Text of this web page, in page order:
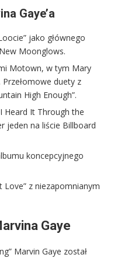
Gaye’a
jako głównego
Moonglows.
Motown, w tym Mary
duety z
High Enough”.
Heard It Through the
jeden na liście Billboard
koncepcyjnego
Love” z niezapomnianym
Gaye
Marvin Gaye został